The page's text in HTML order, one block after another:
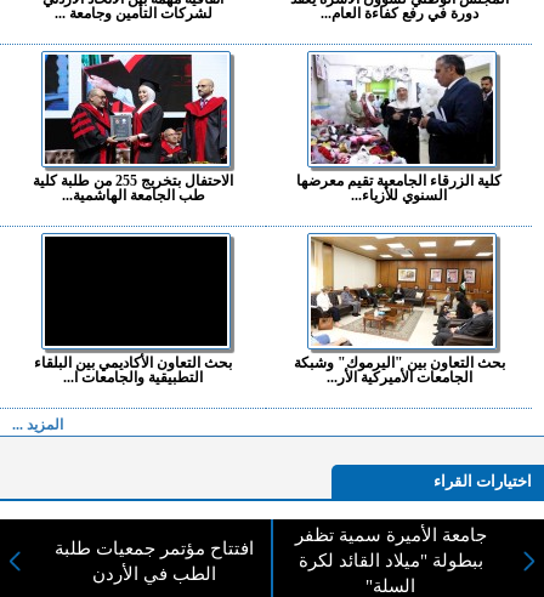
دورة في رفع كفاءة العام...
لشركات التأمين وجامعة ...
كلية الزرقاء الجامعية تقيم معرضها
السنوي للأزياء...
الاحتفال بتخريج 255 من طلبة كلية
طب الجامعة الهاشمية...
بحث التعاون بين "اليرموك" وشبكة
الجامعات الأميركية الأر...
بحث التعاون الأكاديمي بين البلقاء
التطبيقية والجامعات ا...
المزيد ...
اختيارات القراء
جامعة الأميرة سمية تظفر
ببطولة "ميلاد القائد لكرة
السلة"
افتتاح مؤتمر جمعيات طلبة
الطب في الأردن